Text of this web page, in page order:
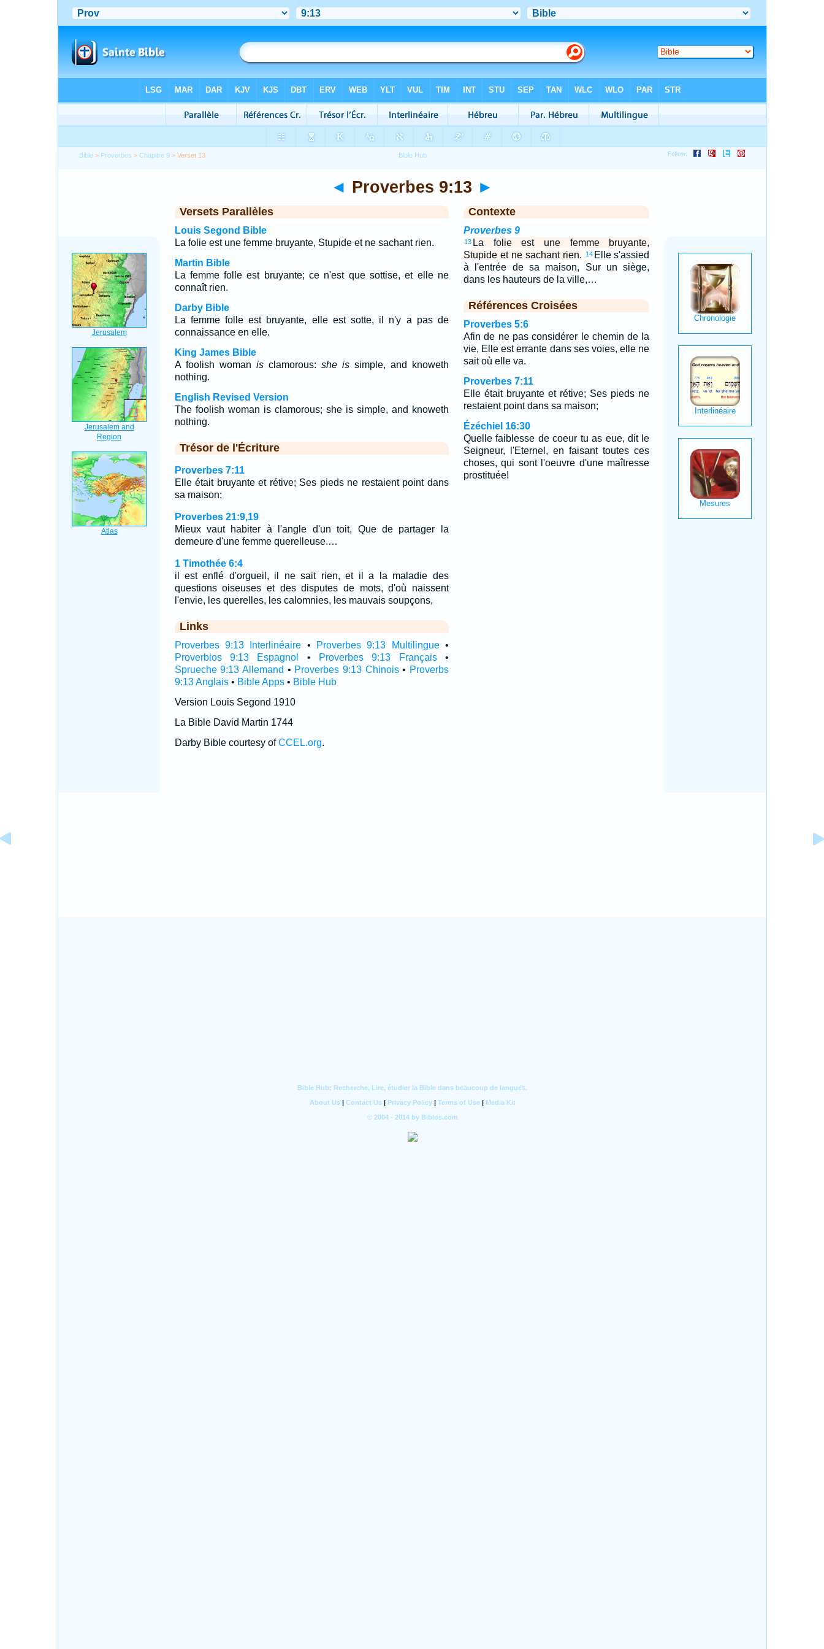
Bible > Proverbes >Chapitre 9 > Verset 13
◄ Proverbes 9:13 ►
Versets Parallèles
Louis Segond Bible
La folie est une femme bruyante, Stupide et ne sachant rien.
Martin Bible
La femme folle est bruyante; ce n'est que sottise, et elle ne
connaît rien.
Darby Bible
La femme folle est bruyante, elle est sotte, il n'y a pas de
connaissance en elle.
King James Bible
A foolish woman isclamorous: she issimple, and knoweth
nothing.
English Revised Version
The foolish woman is clamorous; she is simple, and knoweth
nothing.
Trésor de l'Écriture
Proverbes 7:11
Elle était bruyante et rétive; Ses pieds ne restaient point dans
sa maison;
Proverbes 21:9,19
Mieux vaut habiter à l'angle d'un toit, Que de partager la
demeure d'une femme querelleuse.…
1 Timothée 6:4
il est enflé d'orgueil, il ne sait rien, et il a la maladie des
questions oiseuses et des disputes de mots, d'où naissent
l'envie, les querelles, les calomnies, les mauvais soupçons,
Links
Proverbes 9:13 Interlinéaire • Proverbes 9:13 Multilingue•
Proverbios 9:13 Espagnol
• Proverbes 9:13 Français•
Sprueche 9:13 Allemand • Proverbes 9:13 Chinois• Proverbs
9:13 Anglais• Bible Apps• Bible Hub
Version Louis Segond 1910
La Bible David Martin 1744
Darby Bible courtesy ofCCEL.org.
Contexte
Proverbes 9
13 La folie est une femme bruyante,
Stupide et ne sachant rien.
14 Elle s'assied
à l'entrée de sa maison, Sur un siège,
dans les hauteurs de la ville,…
Références Croisées
Proverbes 5:6
Afin de ne pas considérer le chemin de la
vie, Elle est errante dans ses voies, elle ne
sait où elle va.
Proverbes 7:11
Elle était bruyante et rétive; Ses pieds ne
restaient point dans sa maison;
Ézéchiel 16:30
Quelle faiblesse de coeur tu as eue, dit le
Seigneur, l'Eternel, en faisant toutes ces
choses, qui sont l'oeuvre d'une maîtresse
prostituée!